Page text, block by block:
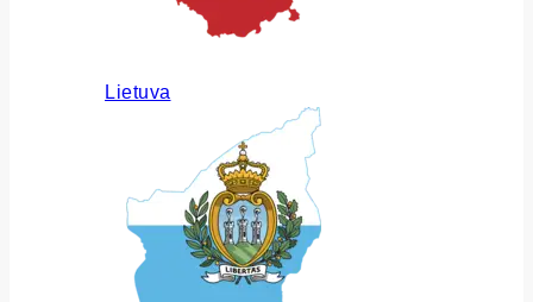
Lietuva